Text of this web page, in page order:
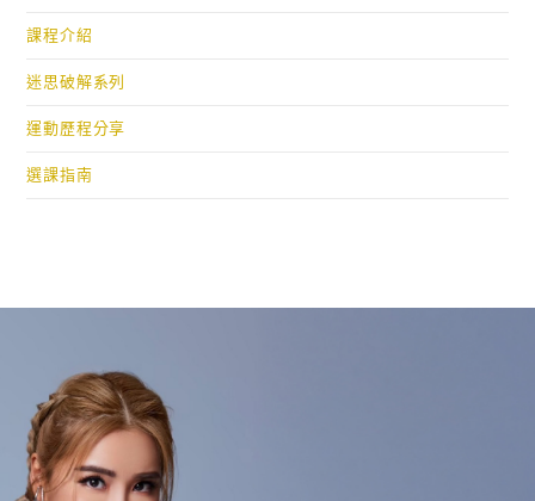
課程介紹
迷思破解系列
運動歷程分享
選課指南